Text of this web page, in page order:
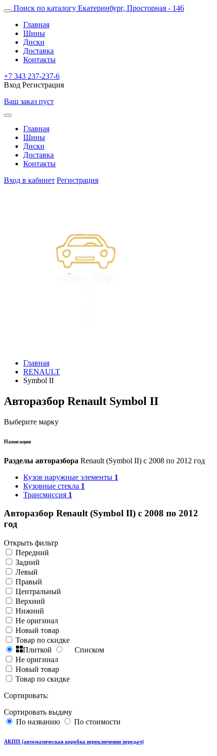
Поиск по каталогу Екатеринбург, Просторная - 146
Главная
Шины
Диски
Доставка
Контакты
+7 343 237-237-6
Вход Регистрация
Ваш заказ пуст
Главная
Шины
Диски
Доставка
Контакты
Вход в кабинет Регистрация
Главная
RENAULT
Symbol II
Авторазбор Renault Symbol II
Выберите марку
Навигация
Разделы авторазбора Renault (Symbol II) с 2008 по 2012 год
Кузов наружные элементы 1
Кузовные стекла 1
Трансмиссия 1
Авторазбор Renault (Symbol II) с 2008 по 2012
год
Открыть фильтр
Передний
Задний
Левый
Правый
Центральный
Верхний
Нижний
Не оригинал
Новый товар
Товар по скидке
Плиткой
Списком
Не оригинал
Новый товар
Товар по скидке
Сортировать:
Сортировать выдачу
По названию
По стоимости
АКПП (автоматическая коробка переключения передач)